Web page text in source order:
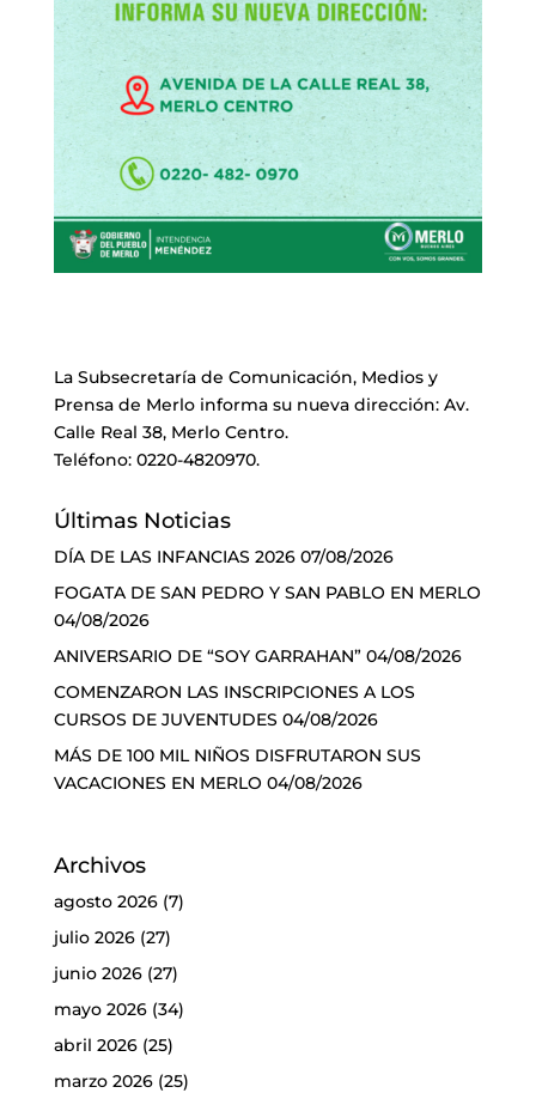
La Subsecretaría de Comunicación, Medios y
Prensa de Merlo informa su nueva dirección: Av.
Calle Real 38, Merlo Centro.
Teléfono: 0220-4820970.
Últimas Noticias
DÍA DE LAS INFANCIAS 2026 07/08/2026
FOGATA DE SAN PEDRO Y SAN PABLO EN MERLO
04/08/2026
ANIVERSARIO DE “SOY GARRAHAN” 04/08/2026
COMENZARON LAS INSCRIPCIONES A LOS
CURSOS DE JUVENTUDES 04/08/2026
MÁS DE 100 MIL NIÑOS DISFRUTARON SUS
VACACIONES EN MERLO 04/08/2026
Archivos
agosto 2026(7)
julio 2026(27)
junio 2026(27)
mayo 2026(34)
abril 2026(25)
marzo 2026(25)